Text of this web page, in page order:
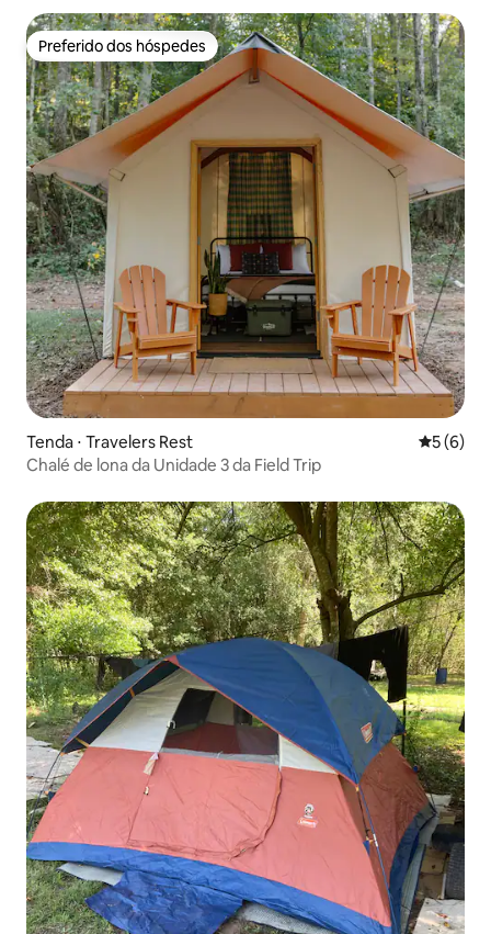
Preferido dos hóspedes
Preferido dos hóspedes
Tenda ⋅ Travelers Rest 5 de
5 (6)
Chalé de lona da Unidade 3 da Field Trip